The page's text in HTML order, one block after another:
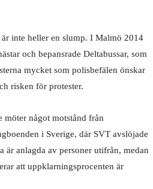
inte heller en slump. I Malmö 2014
och bepansrade Deltabussar, som
mycket som polisbefälen önskar
risken för protester.
möter något motstånd från
i Sverige, där SVT avslöjade
är anlagda av personer utifrån, medan
att uppklarningsprocenten är